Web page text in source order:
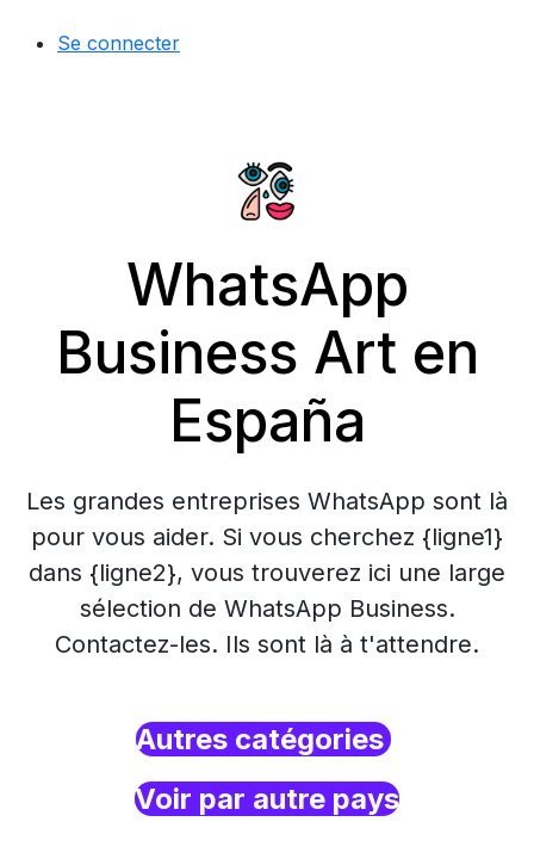
Se connecter
WhatsApp
Business Art en
España
Les grandes entreprises WhatsApp sont là
pour vous aider. Si vous cherchez {ligne1}
dans {ligne2}, vous trouverez ici une large
sélection de WhatsApp Business.
Contactez-les. Ils sont là à t'attendre.
Autres catégories
Voir par autre pays